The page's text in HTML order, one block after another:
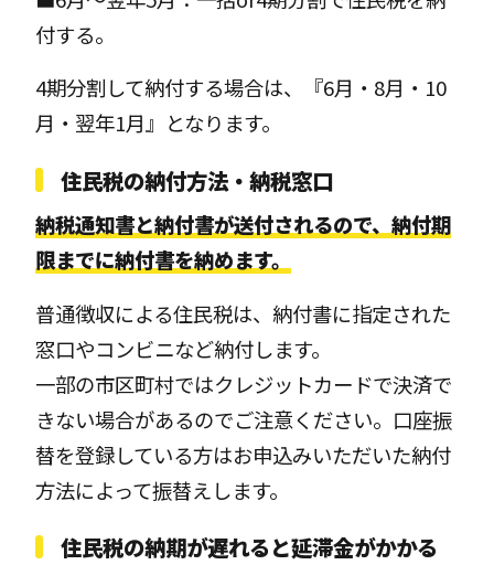
付する。
4期分割して納付する場合は、『6月・8月・10
月・翌年1月』となります。
住民税の納付方法・納税窓口
納税通知書と納付書が送付されるので、納付期
限までに納付書を納めます。
普通徴収による住民税は、納付書に指定された
窓口やコンビニなど納付します。
一部の市区町村ではクレジットカードで決済で
きない場合があるのでご注意ください。口座振
替を登録している方はお申込みいただいた納付
方法によって振替えします。
住民税の納期が遅れると延滞金がかかる